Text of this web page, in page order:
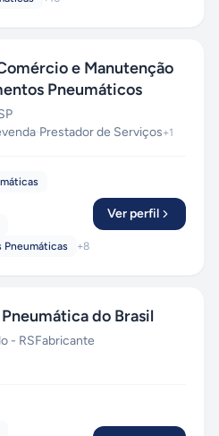
e Manutenção
Pneumáticos
·Prestador de Serviços+1
Pneumáticas
+8
Ver perfil
do Brasil
- RSFabricante